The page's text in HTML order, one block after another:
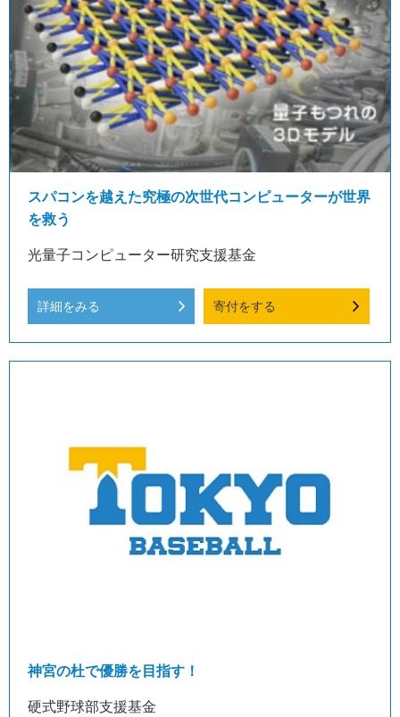
スパコンを越えた究極の次世代コンピューターが世界
を救う
光量子コンピューター研究支援基金
詳細をみる 寄付をする
神宮の杜で優勝を目指す！
硬式野球部支援基金